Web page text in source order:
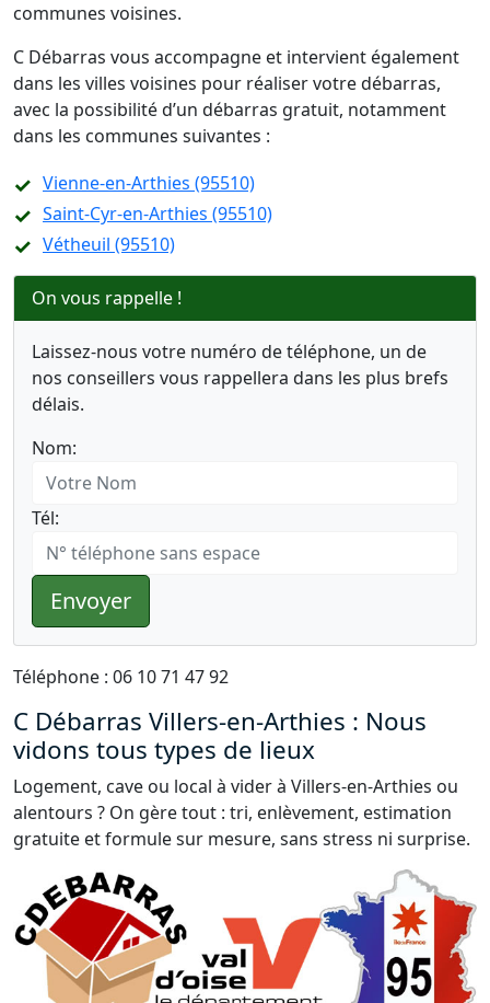
communes voisines.
C Débarras vous accompagne et intervient également
dans les villes voisines pour réaliser votre débarras,
avec la possibilité d’un débarras gratuit, notamment
dans les communes suivantes :
Vienne-en-Arthies (95510)
Saint-Cyr-en-Arthies (95510)
Vétheuil (95510)
On vous rappelle !
Laissez-nous votre numéro de téléphone, un de
nos conseillers vous rappellera dans les plus brefs
délais.
Nom:
Tél:
Envoyer
Téléphone : 06 10 71 47 92
C Débarras Villers-en-Arthies : Nous
vidons tous types de lieux
Logement, cave ou local à vider à Villers-en-Arthies ou
alentours ? On gère tout : tri, enlèvement, estimation
gratuite et formule sur mesure, sans stress ni surprise.